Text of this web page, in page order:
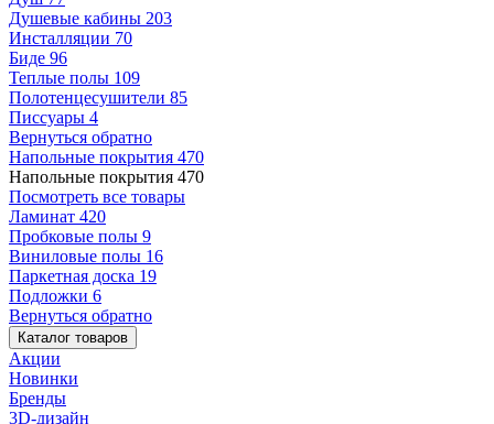
Душевые кабины 203
Инсталляции 70
Биде 96
Теплые полы 109
Полотенцесушители 85
Писсуары 4
Вернуться обратно
Напольные покрытия 470
Напольные покрытия 470
Посмотреть все товары
Ламинат 420
Пробковые полы 9
Виниловые полы 16
Паркетная доска 19
Подложки 6
Вернуться обратно
Каталог товаров
Акции
Новинки
Бренды
3D-дизайн